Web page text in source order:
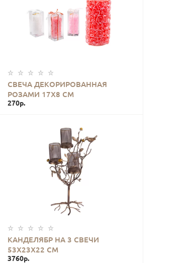
СВЕЧА ДЕКОРИРОВАННАЯ
РОЗАМИ 17Х8 СМ
270р.
КАНДЕЛЯБР НА 3 СВЕЧИ
53Х23Х22 СМ
3760р.